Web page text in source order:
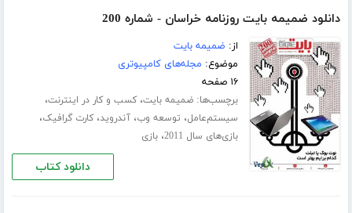
دانلود ضمیمه بایت روزنامه خراسان - شماره 200
از: ضمیمه بایت
موضوع: مجله‌های کامپیوتری
۱۶ صفحه
برچسب‌ها:ضمیمه بایت،کسب و کار در اینترنت،
سیستم‌عامل، توسعه وب،آندروید،کارت‌ گرافیک،
بازی‌های سال 2011 ،بازی‌
دانلود کتاب